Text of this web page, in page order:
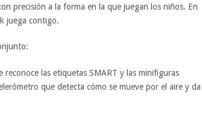
precisión a la forma en la que juegan los niños. En
juega contigo.
reconoce las etiquetas SMART y las minifiguras
que detecta cómo se mueve por el aire y da